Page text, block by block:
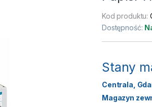
Kod produktu:
Dostępność:
Stany
Centrala,
Magazyn